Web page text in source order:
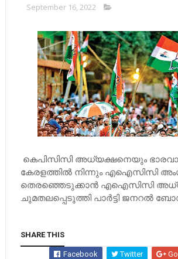
September 16, 2022
കെപിസിസി അധ്യക്ഷനെയും
കേരളത്തില്‍ നിന്നും എഐസിസി
തെരഞ്ഞെടുക്കാന്‍ എഐസിസി
ചുമതലപ്പെടുത്തി പാര്‍ട്ടി ജനറല്‍
SHARE THIS
Facebook Twitter